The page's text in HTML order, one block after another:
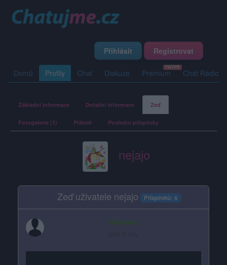
Přihlásit Registrovat
Domů Profily Chat Diskuze Premium Chat Rádio
Základní informace Detailní informace Zeď
Fotogalerie (1) Přátelé Poslední příspěvky
nejajo
Zeď uživatele nejajo Příspěvků: 6
Smazaný